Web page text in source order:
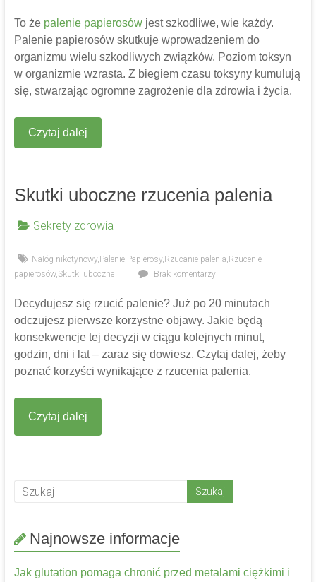
To że palenie papierosówjest szkodliwe, wie każdy.
Palenie papierosów skutkuje wprowadzeniem do
organizmu wielu szkodliwych związków. Poziom toksyn
w organizmie wzrasta. Z biegiem czasu toksyny kumulują
się, stwarzając ogromne zagrożenie dla zdrowia i życia.
Czytaj dalej
Skutki uboczne rzucenia palenia
Sekrety zdrowia
Nałóg nikotynowy, Palenie, Papierosy, Rzucanie palenia, Rzucenie
papierosów,Skutki uboczne Brak komentarzy
Decydujesz się rzucić palenie? Już po 20 minutach
odczujesz pierwsze korzystne objawy. Jakie będą
konsekwencje tej decyzji w ciągu kolejnych minut,
godzin, dni i lat – zaraz się dowiesz. Czytaj dalej, żeby
poznać korzyści wynikające z rzucenia palenia.
Czytaj dalej
Najnowsze informacje
Jak glutation pomaga chronić przed metalami ciężkimi i